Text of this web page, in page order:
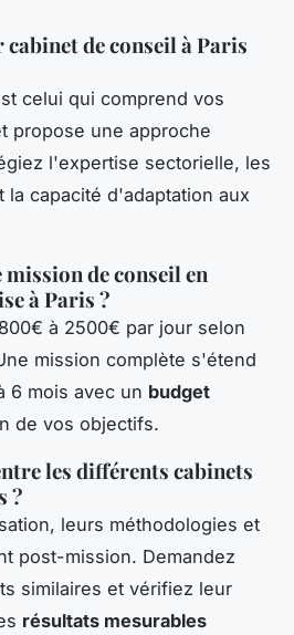
de conseil à Paris
celui qui comprend vos
propose une approche
l'expertise sectorielle, les
la capacité d'adaptation aux
de conseil en
à Paris ?
à 2500€ par jour selon
mission complète s'étend
6 mois avec un budget
de vos objectifs.
les différents cabinets
?
leurs méthodologies et
post-mission. Demandez
similaires et vérifiez leur
résultats mesurables